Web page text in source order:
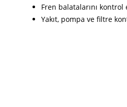
Fren balatalarını
Yakıt, pompa ve filtre